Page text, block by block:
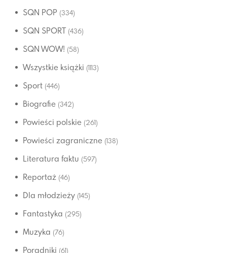
SQN POP (334)
SQN SPORT (436)
SQN WOW! (58)
Wszystkie książki (1113)
Sport (446)
Biografie (342)
Powieści polskie (261)
Powieści zagraniczne (138)
Literatura faktu (597)
Reportaż (46)
Dla młodzieży (145)
Fantastyka (295)
Muzyka (76)
Poradniki (61)